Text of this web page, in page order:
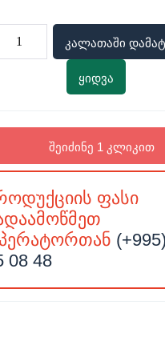
კალათაში
ყიდვა
შეიძინე 1 კლიკით
ფასი
08 48